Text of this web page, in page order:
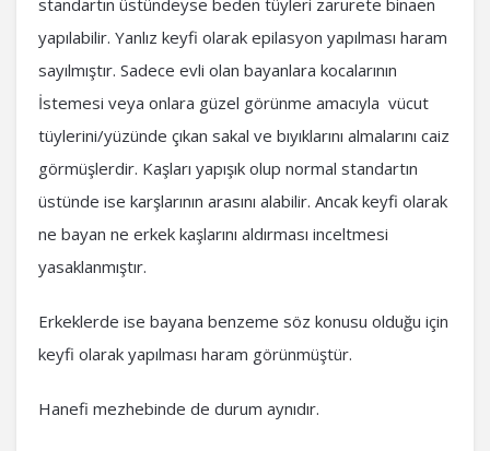
standartın üstündeyse beden tüyleri zarurete binaen
yapılabilir. Yanlız keyfi olarak epilasyon yapılması haram
sayılmıştır. Sadece evli olan bayanlara kocalarının
İstemesi veya onlara güzel görünme amacıyla vücut
tüylerini/yüzünde çıkan sakal ve bıyıklarını almalarını caiz
görmüşlerdir. Kaşları yapışık olup normal standartın
üstünde ise karşlarının arasını alabilir. Ancak keyfi olarak
ne bayan ne erkek kaşlarını aldırması inceltmesi
yasaklanmıştır.
Erkeklerde ise bayana benzeme söz konusu olduğu için
keyfi olarak yapılması haram görünmüştür.
Hanefi mezhebinde de durum aynıdır.